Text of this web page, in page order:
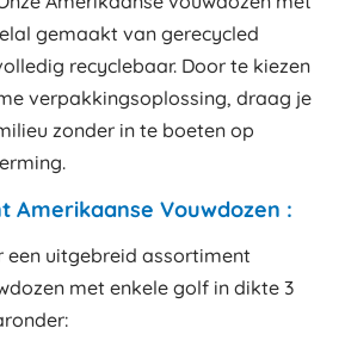
gemaakt van gerecycled
recyclebaar. Door te kiezen
verpakkingsoplossing, draag je
zonder in te boeten op
Amerikaanse Vouwdozen :
een uitgebreid assortiment
met enkele golf in dikte 3